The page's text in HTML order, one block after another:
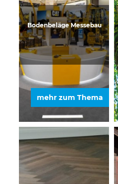
Bodenbeläge Messebau
mehr zum Thema